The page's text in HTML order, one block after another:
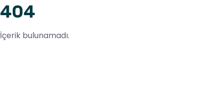
404
İçerik bulunamadı.